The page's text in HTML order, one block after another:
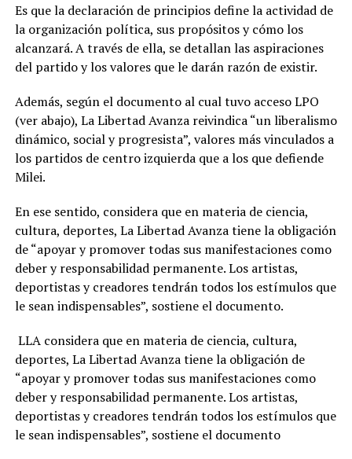
Es que la declaración de principios define la actividad de
la organización política, sus propósitos y cómo los
alcanzará. A través de ella, se detallan las aspiraciones
del partido y los valores que le darán razón de existir.
Además, según el documento al cual tuvo acceso LPO
(ver abajo), La Libertad Avanza reivindica “un liberalismo
dinámico, social y progresista”, valores más vinculados a
los partidos de centro izquierda que a los que defiende
Milei.
En ese sentido, considera que en materia de ciencia,
cultura, deportes, La Libertad Avanza tiene la obligación
de “apoyar y promover todas sus manifestaciones como
deber y responsabilidad permanente. Los artistas,
deportistas y creadores tendrán todos los estímulos que
le sean indispensables”, sostiene el documento.
LLA considera que en materia de ciencia, cultura,
deportes, La Libertad Avanza tiene la obligación de
“apoyar y promover todas sus manifestaciones como
deber y responsabilidad permanente. Los artistas,
deportistas y creadores tendrán todos los estímulos que
le sean indispensables”, sostiene el documento